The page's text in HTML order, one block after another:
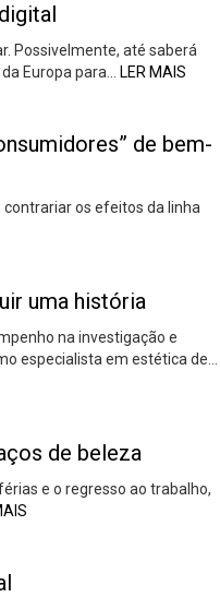
Possivelmente, até saberá
Europa para…
LER MAIS
de bem-
contrariar os efeitos da linha
uma história
na investigação e
especialista em estética de…
de beleza
e o regresso ao trabalho,